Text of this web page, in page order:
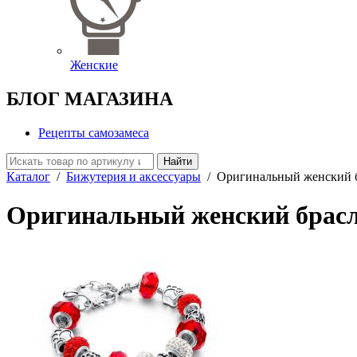
Женские
БЛОГ МАГАЗИНА
Рецепты самозамеса
Найти
Каталог / Бижутерия и аксессуары / Оригинальный женский
Оригинальный женский